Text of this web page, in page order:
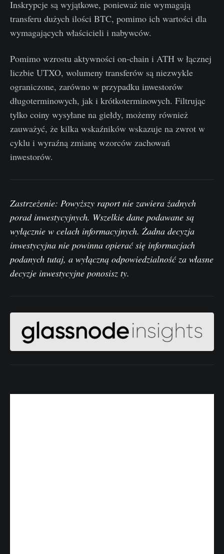
Inskrypcje są wyjątkowe, ponieważ nie wymagają
transferu dużych ilości BTC, pomimo ich wartości dla
wymagających właścicieli i nabywców.
Pomimo wzrostu aktywności on-chain i ATH w łącznej
liczbie UTXO, wolumeny transferów są niezwykle
ograniczone, zarówno w przypadku inwestorów
długoterminowych, jak i krótkoterminowych. Filtrując
tylko coiny wysyłane na giełdy, możemy również
zauważyć, że kilka wskaźników wskazuje na zwrot w
cyklu i wyraźną zmianę wzorców zachowań
inwestorów.
Zastrzeżenie: Powyższy raport nie zawiera żadnych
porad inwestycyjnych. Wszelkie dane podawane są
wyłącznie w celach informacyjnych. Żadna decyzja
inwestycyjna nie powinna opierać się informacjach
podanych tutaj, a wyłączną odpowiedzialność za własne
decyzje inwestycyjne ponosisz ty.